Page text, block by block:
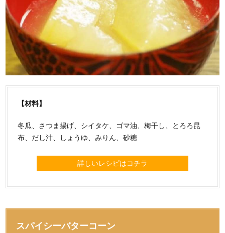
【材料】
冬瓜、さつま揚げ、シイタケ、ゴマ油、梅干し、とろろ昆
布、だし汁、しょうゆ、みりん、砂糖
詳しいレシピはコチラ
スパイシーバターコーン